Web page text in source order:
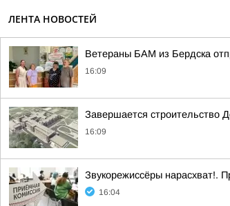
ЛЕНТА НОВОСТЕЙ
Ветераны БАМ из Бердска
16:09
Завершается строительство
16:09
Звукорежиссёры нарасхват!.
16:04